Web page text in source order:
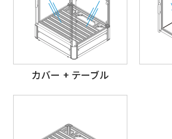
カバー + テーブル